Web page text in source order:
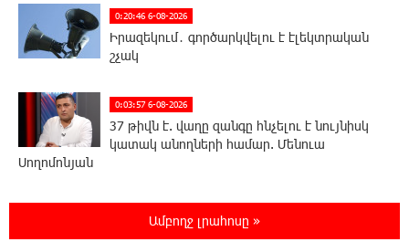
0:20:46 6-08-2026
Իրազեկում․ գործարկվելու է էլեկտրական
շչակ
0:03:57 6-08-2026
37 թիվն է. վաղը զանգը հնչելու է նույնիսկ
կատակ անողների համար. Մենուա
Սողոմոնյան
Օգոստոսի 6-ին, 7-ին, 10-ին, 11-ին, 12-ին և
Ամբողջ լրահոսը »